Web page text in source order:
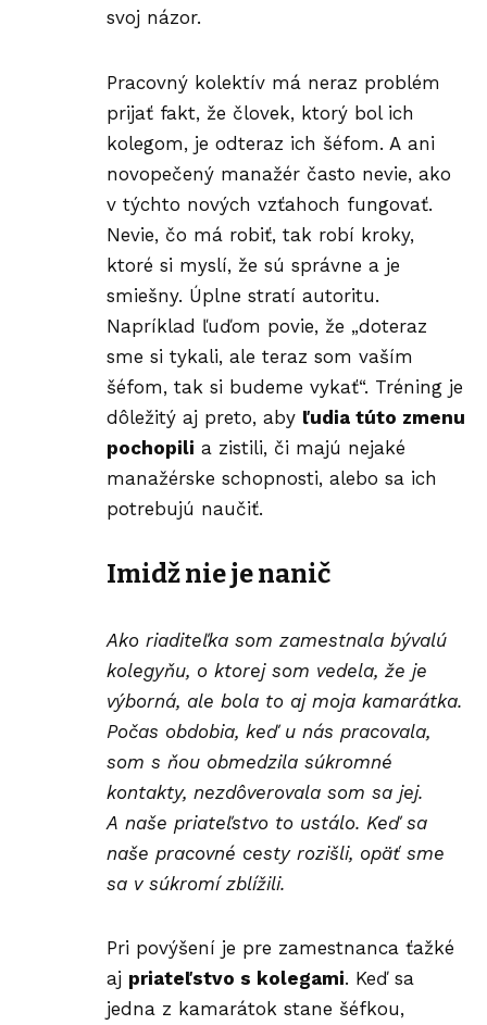
svoj názor.
Pracovný kolektív má neraz problém
prijať fakt, že človek, ktorý bol ich
kolegom, je odteraz ich šéfom. A ani
novopečený manažér často nevie, ako
v týchto nových vzťahoch fungovať.
Nevie, čo má robiť, tak robí kroky,
ktoré si myslí, že sú správne a je
smiešny. Úplne stratí autoritu.
Napríklad ľuďom povie, že „doteraz
sme si tykali, ale teraz som vaším
šéfom, tak si budeme vykať“. Tréning je
dôležitý aj preto, aby ľudia túto zmenu
pochopili a zistili, či majú nejaké
manažérske schopnosti, alebo sa ich
potrebujú naučiť.
Imidž nie je nanič
Ako riaditeľka som zamestnala bývalú
kolegyňu, o ktorej som vedela, že je
výborná, ale bola to aj moja kamarátka.
Počas obdobia, keď u nás pracovala,
som s ňou obmedzila súkromné
kontakty, nezdôverovala som sa jej.
A naše priateľstvo to ustálo. Keď sa
naše pracovné cesty rozišli, opäť sme
sa v súkromí zblížili.
Pri povýšení je pre zamestnanca ťažké
aj priateľstvo s kolegami. Keď sa
jedna z kamarátok stane šéfkou,